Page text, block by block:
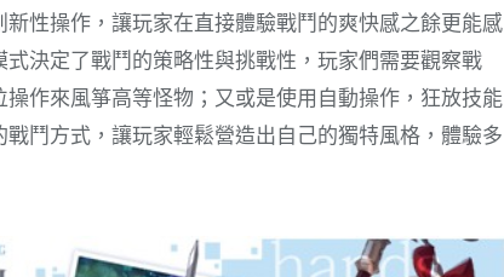
性操作，讓玩家在直接體驗戰鬥的爽快感之餘更能感
決定了戰鬥的策略性與挑戰性，玩家們需要觀察戰
作來風箏高等怪物；又或是使用自動操作，狂放技能
鬥方式，讓玩家輕鬆營造出自己的獨特風格，體驗多